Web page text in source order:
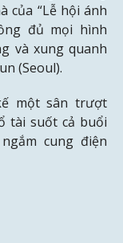
của “Lễ hội ánh
đủ mọi hình
và xung quanh
(Seoul).
một sân trượt
tài suốt cả buổi
cung điện